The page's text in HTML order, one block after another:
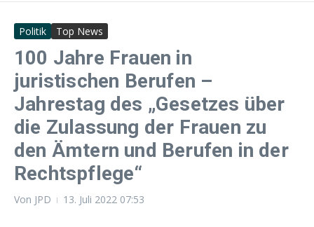
Politik Top News
100 Jahre Frauen in
juristischen Berufen –
Jahrestag des „Gesetzes über
die Zulassung der Frauen zu
den Ämtern und Berufen in der
Rechtspflege“
Von JPD 13. Juli 2022 07:53